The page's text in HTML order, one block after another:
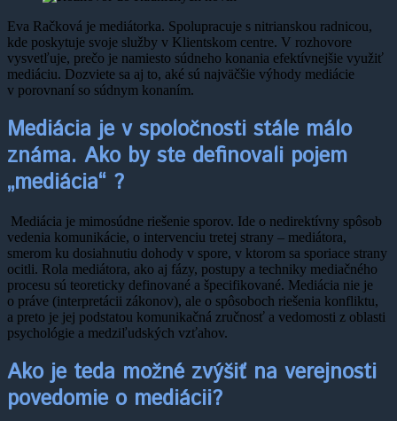
Eva Račková je mediátorka. Spolupracuje s nitrianskou radnicou,
kde poskytuje svoje služby v Klientskom centre. V rozhovore
vysvetľuje, prečo je namiesto súdneho konania efektívnejšie využiť
mediáciu. Dozviete sa aj to, aké sú najväčšie výhody mediácie
v porovnaní so súdnym konaním.
Mediácia je v spoločnosti stále málo
známa. Ako by ste definovali pojem
„mediácia“ ?
Mediácia je mimosúdne riešenie sporov. Ide o nedirektívny spôsob
vedenia komunikácie, o intervenciu tretej strany – mediátora,
smerom ku dosiahnutiu dohody v spore, v ktorom sa sporiace strany
ocitli. Rola mediátora, ako aj fázy, postupy a techniky mediačného
procesu sú teoreticky definované a špecifikované. Mediácia nie je
o práve (interpretácii zákonov), ale o spôsoboch riešenia konfliktu,
a preto je jej podstatou komunikačná zručnosť a vedomosti z oblasti
psychológie a medziľudských vzťahov.
Ako je teda možné zvýšiť na verejnosti
povedomie o mediácii?